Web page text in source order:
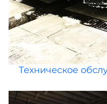
Техническое